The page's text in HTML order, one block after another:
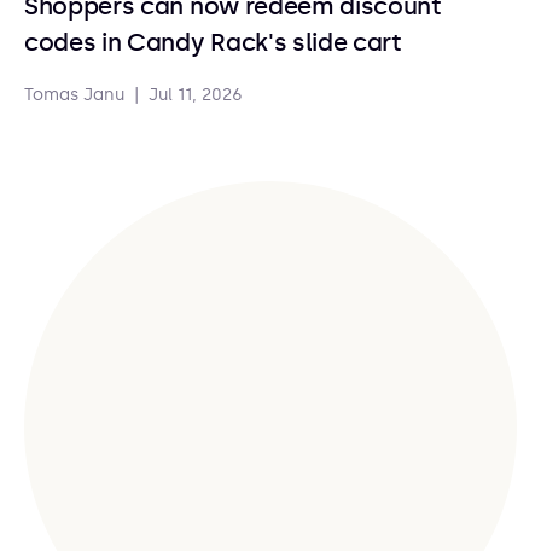
Shoppers can now redeem discount
codes in Candy Rack's slide cart
Tomas Janu Jul 11, 2026